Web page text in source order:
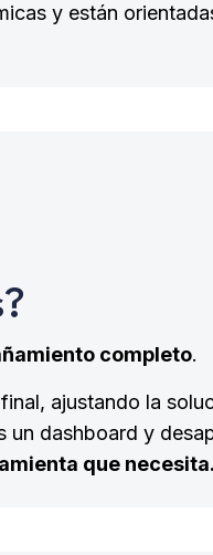
y están
completo.
ajustando la
dashboard y
que necesita.